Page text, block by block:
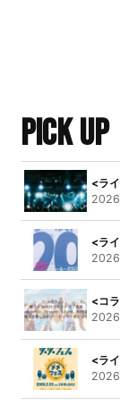
PICK UP
<ラ
<ラ
<コ
<ラ